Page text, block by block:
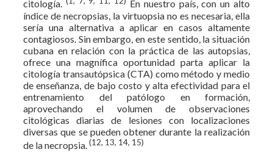
citología.
En nuestro país, con un alto
índice de necropsias, la virtuopsia no es necesaria, ella
sería una alternativa a aplicar en casos altamente
contagiosos. Sin embargo, en este sentido, la situación
cubana en relación con la práctica de las autopsias,
ofrece una magnífica oportunidad parta aplicar la
citología transautópsica (CTA) como método y medio
de enseñanza, de bajo costo y alta efectividad para el
entrenamiento del patólogo en formación,
aprovechando el volumen de observaciones
citológicas diarias de lesiones con localizaciones
diversas que se pueden obtener durante la realización
de la necropsia.(12, 13, 14, 15)